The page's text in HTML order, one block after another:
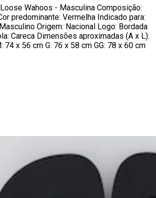
Wahoos - Masculina Composição:
predominante: Vermelha Indicado para:
Origem: Nacional Logo: Bordada
Careca Dimensões aproximadas (A x L):
74 x 56 cm G: 76 x 58 cm GG: 78 x 60 cm